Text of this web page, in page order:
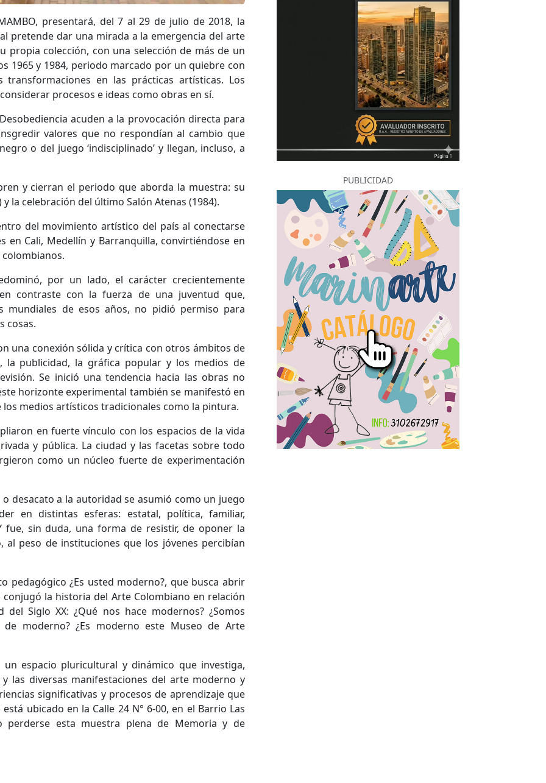
presentará, del 7 al 29 de julio de 2018, la
pretende dar una mirada a la emergencia del arte
propia colección, con una selección de más de un
1965 y 1984, periodo marcado por un quiebre con
en las prácticas artísticas. Los
procesos e ideas como obras en sí.
acuden a la provocación directa para
valores que no respondían al cambio que
o del juego ‘indisciplinado’ y llegan, incluso, a
y cierran el periodo que aborda la muestra: su
la celebración del último Salón Atenas (1984).
del movimiento artístico del país al conectarse
en Cali, Medellín y Barranquilla, convirtiéndose en
por un lado, el carácter crecientemente
contraste con la fuerza de una juventud que,
mundiales de esos años, no pidió permiso para
cosas.
una conexión sólida y crítica con otros ámbitos de
la publicidad, la gráfica popular y los medios de
Se inició una tendencia hacia las obras no
horizonte experimental también se manifestó en
medios artísticos tradicionales como la pintura.
en fuerte vínculo con los espacios de la vida
y pública. La ciudad y las facetas sobre todo
como un núcleo fuerte de experimentación
desacato a la autoridad se asumió como un juego
en distintas esferas: estatal, política, familiar,
fue, sin duda, una forma de resistir, de oponer la
peso de instituciones que los jóvenes percibían
pedagógico ¿Es usted moderno?, que busca abrir
la historia del Arte Colombiano en relación
Siglo XX: ¿Qué nos hace modernos? ¿Somos
moderno? ¿Es moderno este Museo de Arte
espacio pluricultural y dinámico que investiga,
las diversas manifestaciones del arte moderno y
significativas y procesos de aprendizaje que
ubicado en la Calle 24 N° 6-00, en el Barrio Las
perderse esta muestra plena de Memoria y de
PUBLICIDAD